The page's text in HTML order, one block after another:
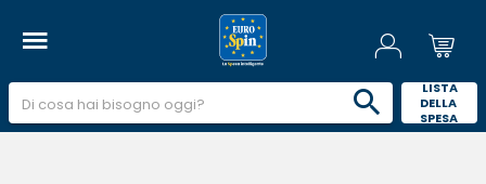
LISTA
DELLA
SPESA